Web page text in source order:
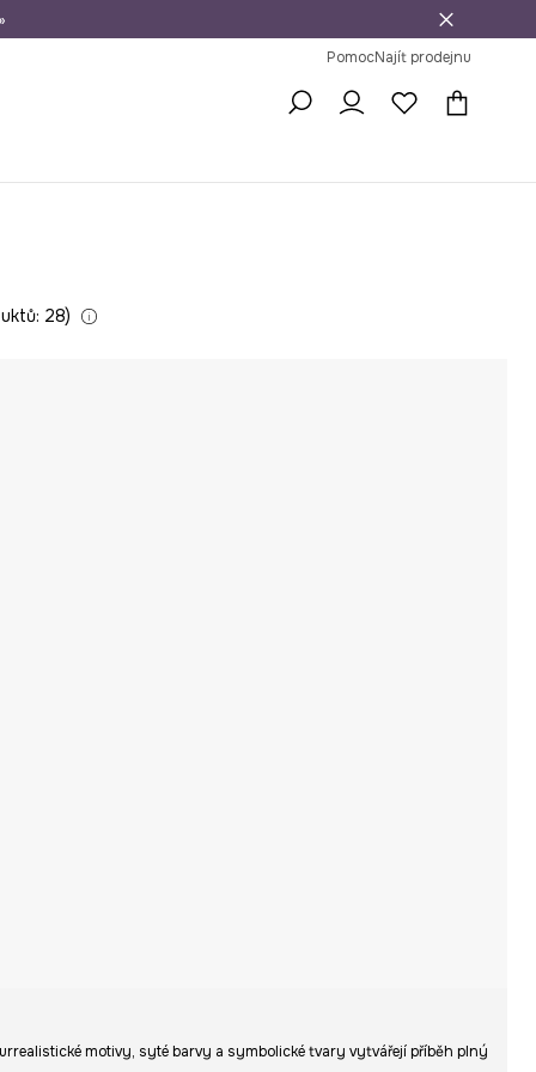
na vrácení zboží
PomocNajít prodejnu
28
motivy, syté barvy a symbolické tvary vytvářejí příběh plný